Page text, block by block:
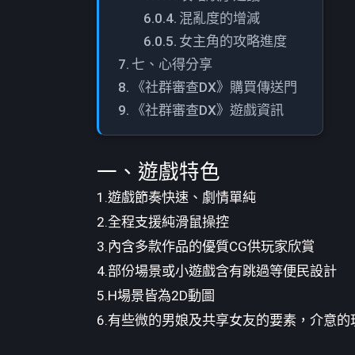
混亂度的增減
女主角的攻略進度
七、心得分享
《社群審查DX》購買傳送門
《社群審查DX》遊戲資訊
一、遊戲特色
1.遊戲節奏快速、劇情單純
2.全程支援純滑鼠操控
3.內含多款作品的優質CG供玩家欣賞
4.部份場景或小遊戲含有跳過等便民設計
5.H場景皆為2D動圖
6.有些微的男娘及共享女友的要素，介意的